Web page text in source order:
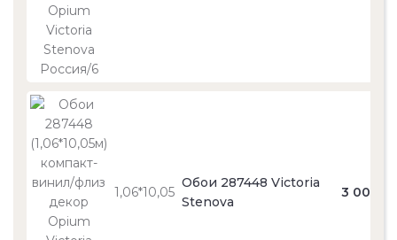
1,06*10,05
Обои 287448 Victoria
Stenova
3 000